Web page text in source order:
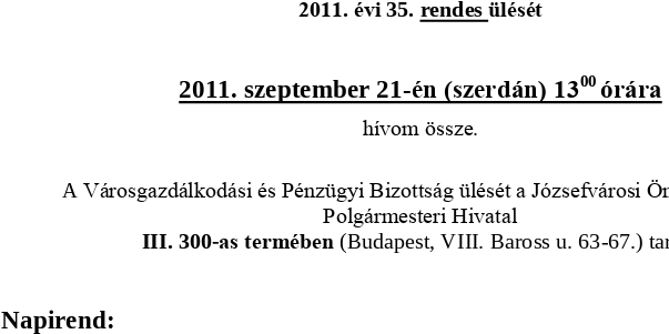
2011. évi 35. rendes ülését
2011. szeptember 21-én (szerdán) 1300 órára
hívom össze.
A Városgazdálkodási és Pénzügyi Bizottság ülését a Józsefvárosi
Polgármesteri Hivatal
III. 300-as termében (Budapest, VIII. Baross u. 63-67.)
Napirend: